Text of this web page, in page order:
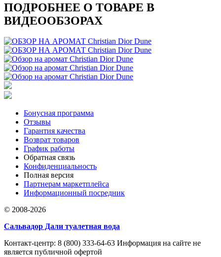
ПОДРОБНЕЕ О ТОВАРЕ В
ВИДЕООБЗОРАХ
Бонусная программа
Отзывы
Гарантия качества
Возврат товаров
График работы
Обратная связь
Конфиденциальность
Полная версия
Партнерам маркетплейса
Информационный посредник
© 2008-2026
Сальвадор Дали туалетная вода
Контакт-центр: 8 (800) 333-64-63 Информация на сайте не
является публичной офертой